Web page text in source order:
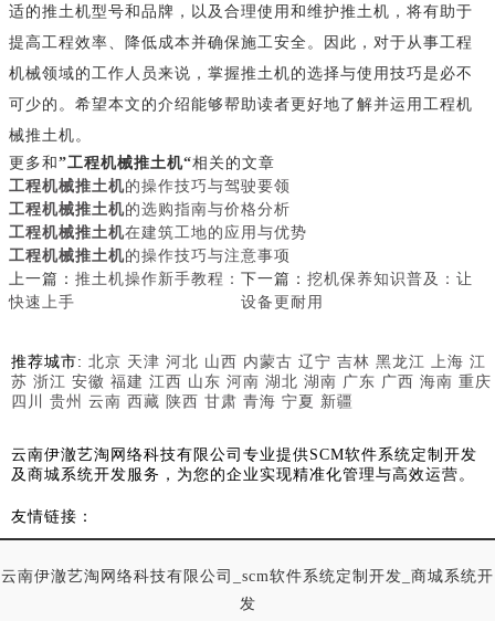
适的推土机型号和品牌，以及合理使用和维护推土机，将有助于
提高工程效率、降低成本并确保施工安全。因此，对于从事工程
机械领域的工作人员来说，掌握推土机的选择与使用技巧是必不
可少的。希望本文的介绍能够帮助读者更好地了解并运用工程机
械推土机。
更多和 ”工程机械推土机“相关的文章
工程机械推土机的操作技巧与驾驶要领
工程机械推土机的选购指南与价格分析
工程机械推土机在建筑工地的应用与优势
工程机械推土机的操作技巧与注意事项
上一篇： 推土机操作新手教程：
快速上手
下一篇： 挖机保养知识普及：让
设备更耐用
推荐城市: 北京 天津 河北 山西 内蒙古 辽宁 吉林 黑龙江 上海 江
苏 浙江 安徽 福建 江西 山东 河南 湖北 湖南 广东 广西 海南 重庆
四川
贵州 云南 西藏 陕西 甘肃 青海 宁夏 新疆
云南伊澈艺淘网络科技有限公司专业提供SCM软件系统定制开发
及商城系统开发服务，为您的企业实现精准化管理与高效运营。
友情链接：
云南伊澈艺淘网络科技有限公司_scm软件系统定制开发_商城系统开
发